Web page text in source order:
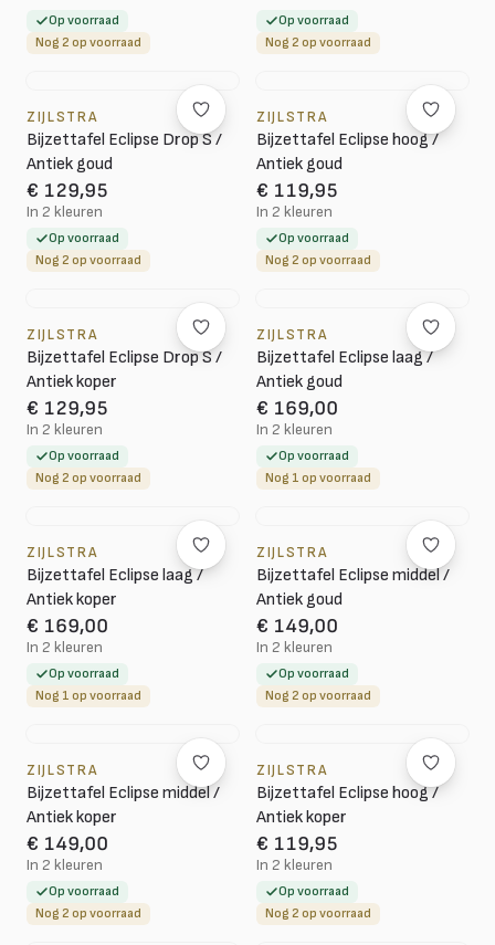
Op voorraad
Nog 2 op voorraad
Op voorraad
Nog 2 op voorraad
ZIJLSTRA
Bijzettafel Eclipse Drop S /
Antiek goud
€ 129,95
In 2 kleuren
Op voorraad
Nog 2 op voorraad
ZIJLSTRA
Bijzettafel Eclipse hoog /
Antiek goud
€ 119,95
In 2 kleuren
Op voorraad
Nog 2 op voorraad
ZIJLSTRA
Bijzettafel Eclipse Drop S /
Antiek koper
€ 129,95
In 2 kleuren
Op voorraad
Nog 2 op voorraad
ZIJLSTRA
Bijzettafel Eclipse laag /
Antiek goud
€ 169,00
In 2 kleuren
Op voorraad
Nog 1 op voorraad
ZIJLSTRA
Bijzettafel Eclipse laag /
Antiek koper
€ 169,00
In 2 kleuren
Op voorraad
Nog 1 op voorraad
ZIJLSTRA
Bijzettafel Eclipse middel /
Antiek goud
€ 149,00
In 2 kleuren
Op voorraad
Nog 2 op voorraad
ZIJLSTRA
Bijzettafel Eclipse middel /
Antiek koper
€ 149,00
In 2 kleuren
Op voorraad
Nog 2 op voorraad
ZIJLSTRA
Bijzettafel Eclipse hoog /
Antiek koper
€ 119,95
In 2 kleuren
Op voorraad
Nog 2 op voorraad